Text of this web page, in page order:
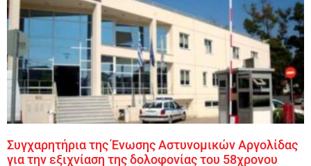
Συγχαρητήρια της Ένωσης Αστυνομικών Αργολίδας
για την εξιχνίαση της δολοφονίας του 58χρονου